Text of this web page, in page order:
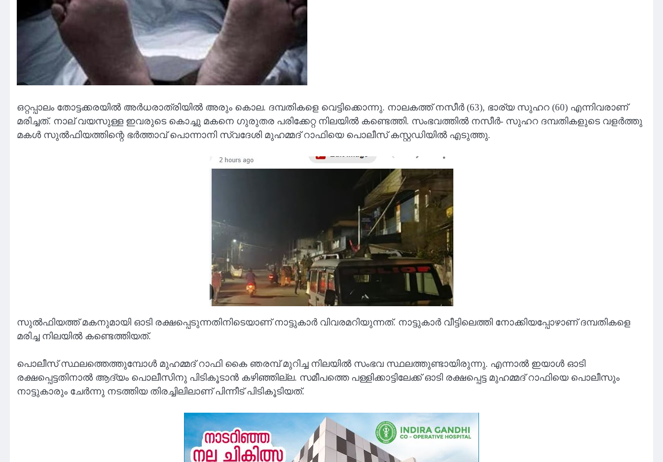
ഒറ്റപ്പാലം തോട്ടക്കരയിൽ അർധരാത്രിയിൽ അരും കൊല. ദമ്പതികളെ വെട്ടിക്കൊന്നു. നാലകത്ത് നസീർ (63), ഭാര്യ സുഹറ (60) എന്നിവരാണ്
മരിച്ചത്. നാല് വയസുള്ള ഇവരുടെ കൊച്ചു മകനെ ​ഗുരുതര പരിക്കേറ്റ നിലയിൽ കണ്ടെത്തി. സംഭവത്തിൽ നസീർ- സുഹറ ദമ്പതികളുടെ വളർത്തു
മകൾ സുൽഫിയത്തിന്റെ ഭർത്താവ് പൊന്നാനി സ്വദേശി മുഹ​മ്മ​ദ് റാഫിയെ പൊലീസ് കസ്റ്റഡിയിൽ എടുത്തു.
സുൽഫിയത്ത് മകനുമായി ഓടി രക്ഷപ്പെടുന്നതിനിടെയാണ് നാട്ടുകാർ വിവരമറിയുന്നത്. നാട്ടുകാർ വീട്ടിലെത്തി നോക്കിയപ്പോഴാണ് ദമ്പതികളെ
മരിച്ച നിലയിൽ കണ്ടെത്തിയത്.
പൊലീസ് സ്ഥലത്തെത്തുമ്പോൾ മുഹമ്മദ് റാഫി കൈ ഞരമ്പ് മുറിച്ച നിലയിൽ സംഭവ സ്ഥലത്തുണ്ടായിരുന്നു. എന്നാൽ ഇയാൾ ഓടി
രക്ഷപ്പെട്ടതിനാൽ ആദ്യം പൊലീസിനു പിടികൂടാൻ കഴിഞ്ഞില്ല. സമീപത്തെ പള്ളിക്കാട്ടിലേക്ക് ഓടി രക്ഷപ്പെട്ട മുഹമ്മദ് റാഫിയെ പൊലീസും
നാട്ടുകാരും ചേർന്നു നടത്തിയ തിരച്ചിലിലാണ് പിന്നീട് പിടികൂടിയത്.